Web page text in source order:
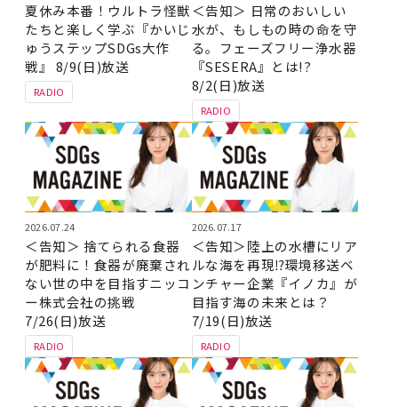
RADIO
夏休み本番！ウルトラ怪獣
たちと楽しく学ぶ『かいじ
ゅうステップSDGs大作
戦』 8/9(日)放送
RADIO
＜告知＞ 日常のおいしい
水が、もしもの時の命を守
る。フェーズフリー浄水器
『SESERA』とは!?
8/2(日)放送
RADIO
2026.07.24
＜告知＞ 捨てられる食器
が肥料に！食器が廃棄され
ない世の中を目指すニッコ
ー株式会社の挑戦
7/26(日)放送
RADIO
2026.07.17
＜告知＞陸上の水槽にリア
ルな海を再現⁉環境移送ベ
ンチャー企業『イノカ』が
目指す海の未来とは？
7/19(日)放送